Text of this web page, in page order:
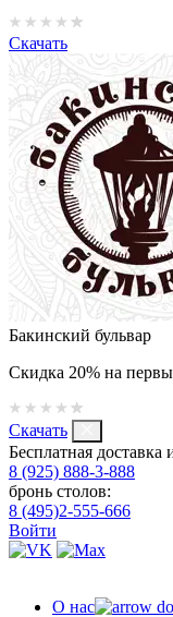
Скачать
Бакинский бульвар
Скидка 20% на
Скачать
Бесплатная доставка
8 (925) 888-3-888
бронь столов:
8 (495)2-555-666
Войти
О нас